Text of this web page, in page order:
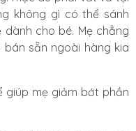
không gì có thể sánh
cho bé. Mẹ chẳng
sẵn ngoài hàng kia
giúp mẹ giảm bớt phần